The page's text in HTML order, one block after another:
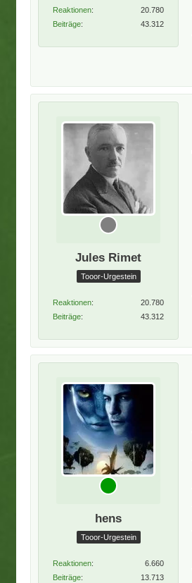
Reaktionen
20.780
Beiträge
43.312
Jules Rimet
Tooor-Urgestein
Reaktionen
20.780
Beiträge
43.312
hens
Tooor-Urgestein
Reaktionen
6.660
Beiträge
13.713